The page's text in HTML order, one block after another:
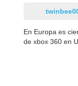
En Europa es
de xbox 360 en